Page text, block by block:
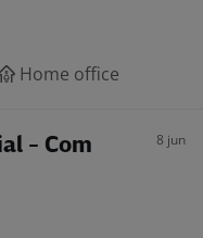
Home office
- Com
8 jun